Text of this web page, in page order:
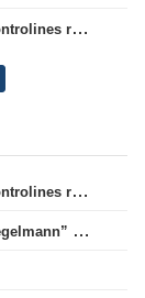
Vaikinų U15 rinktinė Taline sužaidė pirmąsias kontrolines rungtynes
Vaikinų U15 rinktinė Taline sužaidė pirmąsias kontrolines rungtynes
Kristupas–Algirdas Padegimas sugrįžta į FC „Hegelmann” B sudėtį